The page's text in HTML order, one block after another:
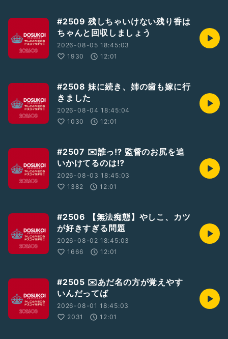
#2509 残しちゃいけない残り香は
ちゃんと回収しましょう
2026-08-05 18:45:03
1930
12:01
#2508 妹に続き、姉の歯も嫁に行
きました
2026-08-04 18:45:04
1030
12:01
#2507 ✉️誰っ⁉︎ 監督のお尻を追
いかけてるのは⁉︎
2026-08-03 18:45:03
1382
12:01
#2506 【無法痴態】やしこ、カツ
が好きすぎる問題
2026-08-02 18:45:03
1666
12:01
#2505 ✉️あだ名の方が覚えやす
いんだってば
2026-08-01 18:45:03
2031
12:01